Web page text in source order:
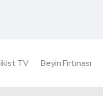
TV Beyin Fırtınası